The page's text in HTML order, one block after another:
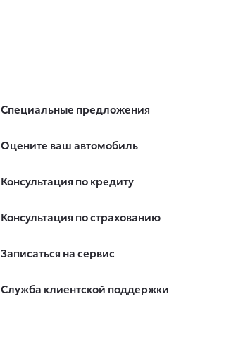
Специальные предложения
Оцените ваш автомобиль
Консультация по кредиту
Консультация по страхованию
Записаться на сервис
Служба клиентской поддержки